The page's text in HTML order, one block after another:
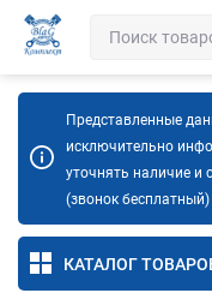
Представленные
исключительно
уточнять наличие и
(звонок
КАТАЛОГ